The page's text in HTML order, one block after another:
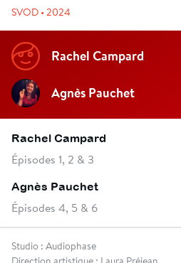
SVOD • 2024
Rachel Campard
Agnès Pauchet
Rachel Campard
Épisodes 1, 2 & 3
Agnès Pauchet
Épisodes 4, 5 & 6
Studio : Audiophase